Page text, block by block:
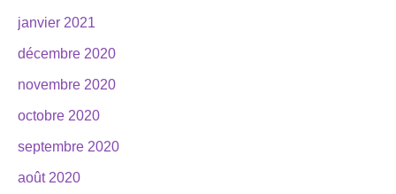
janvier 2021
décembre 2020
novembre 2020
octobre 2020
septembre 2020
août 2020